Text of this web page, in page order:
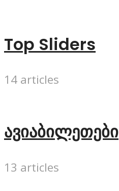
Top Sliders
14 articles
ავიაბილეთები
13 articles